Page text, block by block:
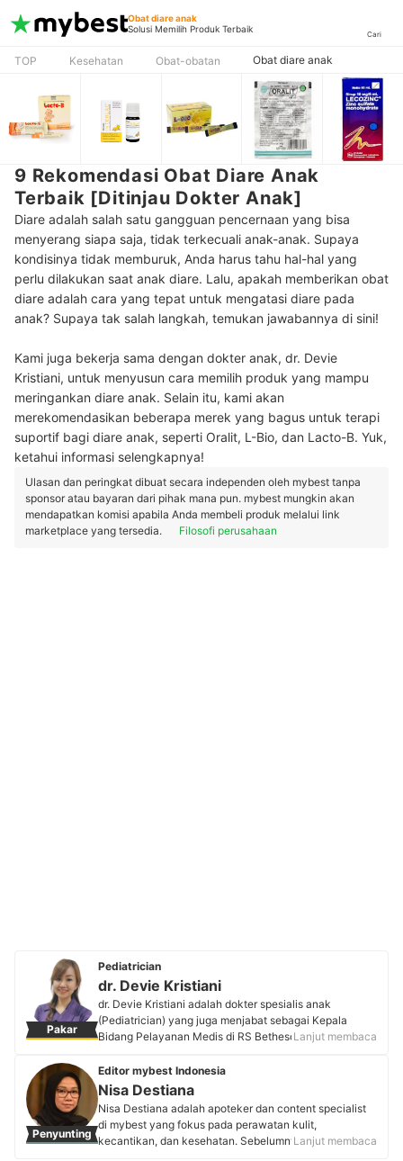
Obat diare anak
Solusi Memilih Produk Terbaik
Cari
TOP Kesehatan Obat-obatan Obat diare anak
9 Rekomendasi Obat Diare Anak
Terbaik [Ditinjau Dokter Anak]
Diare adalah salah satu gangguan pencernaan yang bisa
menyerang siapa saja, tidak terkecuali anak-anak. Supaya
kondisinya tidak memburuk, Anda harus tahu hal-hal yang
perlu dilakukan saat anak diare. Lalu, apakah memberikan obat
diare adalah cara yang tepat untuk mengatasi diare pada
anak? Supaya tak salah langkah, temukan jawabannya di sini!
Kami juga bekerja sama dengan dokter anak, dr. Devie
Kristiani, untuk menyusun cara memilih produk yang mampu
meringankan diare anak. Selain itu, kami akan
merekomendasikan beberapa merek yang bagus untuk terapi
suportif bagi diare anak, seperti Oralit, L-Bio, dan Lacto-B. Yuk,
ketahui informasi selengkapnya!
Ulasan dan peringkat dibuat secara independen oleh mybest tanpa
sponsor atau bayaran dari pihak mana pun. mybest mungkin akan
mendapatkan komisi apabila Anda membeli produk melalui link
marketplace yang tersedia.
Filosofi perusahaan
Pakar
Pediatrician
dr. Devie Kristiani
dr. Devie Kristiani adalah dokter spesialis anak
(Pediatrician) yang juga menjabat sebagai Kepala
Bidang Pelayanan Medis di RS Bethesda Yogyakarta.
anak, beliau aktif mengedukasi masyarakat seputar
kesehatan anak secara umum atau hal yang kerap
dipertanyakan masyarakat umum menggunakan
konten berbentuk video atau gambar infografik. Selain
melakukan praktik klinis, dr. Devie juga berperan
sebagai staf pengajar di Fakultas Kedokteran
Lanjut membaca
Penyunting
Editor mybest Indonesia
Nisa Destiana
Nisa Destiana adalah apoteker dan content specialist
di mybest yang fokus pada perawatan kulit,
kecantikan, dan kesehatan. Sebelumnya, Nisa pernah
Lanjut membaca